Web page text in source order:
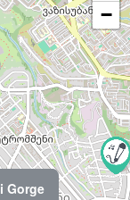
Gorge
−